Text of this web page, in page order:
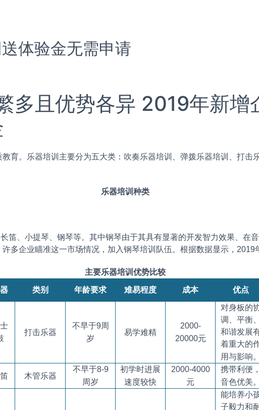
体验金无需申请
多且优势各异 2019年新增
。乐器培训主要分为五大类：吹奏乐器培训、弹拨乐器培训、打击
乐器培训种类
、小提琴、钢琴等。其中钢琴由于其具有显著的开发智力效果、在音
多企业瞄准这一市场情况，加入钢琴培训队伍。根据数据显示，2019
主要乐器培训优势比较
类别 年龄要求 难易程度 成本 优点
打击乐器
不早于9周
岁
易学难精
2000-
20000元
对身板的
调、平衡、
和谐发展
着重大的
用与影响。
木管乐器
不早于8-9
周岁
初学时进展
速度较快
2000-4000
元
携带利便，
音色优美。
能培养小
子毅力和